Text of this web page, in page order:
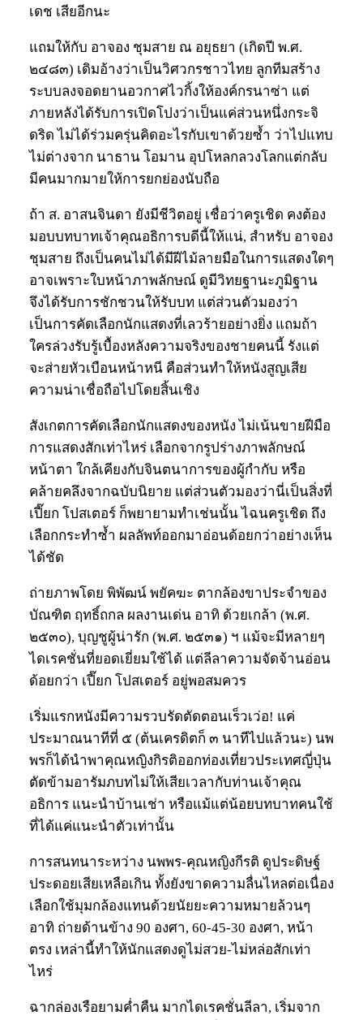
เดช เสียอีกนะ
แถมให้กับ อาจอง ชุมสาย ณ อยุธยา (เกิดปี พ.ศ.
๒๔๘๓) เดิมอ้างว่าเป็นวิศวกรชาวไทย ลูกทีมสร้าง
ระบบลงจอดยานอวกาศไวกิ้งให้องค์กรนาซ่า แต่
ภายหลังได้รับการเปิดโปงว่าเป็นแค่ส่วนหนึ่งกระจิ
ดริด ไม่ได้ร่วมครุ่นคิดอะไรกับเขาด้วยซ้ำ ว่าไปแทบ
ไม่ต่างจาก นาธาน โอมาน อุปโหลกลวงโลกแต่กลับ
มีคนมากมายให้การยกย่องนับถือ
ถ้า ส. อาสนจินดา ยังมีชีวิตอยู่ เชื่อว่าครูเชิด คงต้อง
มอบบทบาทเจ้าคุณอธิการบดีนี้ให้แน่, สำหรับ อาจอง
ชุมสาย ถึงเป็นคนไม่ได้มีฝีไม้ลายมือในการแสดงใดๆ
อาจเพราะใบหน้าภาพลักษณ์ ดูมีวิทยฐานะภูมิฐาน
จึงได้รับการชักชวนให้รับบท แต่ส่วนตัวมองว่า
เป็นการคัดเลือกนักแสดงที่เลวร้ายอย่างยิ่ง แถมถ้า
ใครล่วงรับรู้เบื้องหลังความจริงของชายคนนี้ รังแต่
จะส่ายหัวเบือนหน้าหนี คือส่วนทำให้หนังสูญเสีย
ความน่าเชื่อถือไปโดยสิ้นเชิง
สังเกตการคัดเลือกนักแสดงของหนัง ไม่เน้นขายฝีมือ
การแสดงสักเท่าไหร่ เลือกจากรูปร่างภาพลักษณ์
หน้าตา ใกล้เคียงกับจินตนาการของผู้กำกับ หรือ
คล้ายคลึงจากฉบับนิยาย แต่ส่วนตัวมองว่านี่เป็นสิ่งที่
เปี๊ยก โปสเตอร์ ก็พยายามทำเช่นนั้น ไฉนครูเชิด ถึง
เลือกกระทำซ้ำ ผลลัพท์ออกมาอ่อนด้อยกว่าอย่างเห็น
ได้ชัด
ถ่ายภาพโดย พิพัฒน์ พยัคฆะ ตากล้องขาประจำของ
บัณฑิต ฤทธิ์ถกล ผลงานเด่น อาทิ ด้วยเกล้า (พ.ศ.
๒๕๓๐), บุญชูผู้น่ารัก (พ.ศ. ๒๕๓๑) ฯ แม้จะมีหลายๆ
ไดเรคชั่นที่ยอดเยี่ยมใช้ได้ แต่ลีลาความจัดจ้านอ่อน
ด้อยกว่า เปี๊ยก โปสเตอร์ อยู่พอสมควร
เริ่มแรกหนังมีความรวบรัดตัดตอนเร็วเว่อ! แค่
ประมาณนาทีที่ ๕ (ต้นเครดิตก็ ๓ นาทีไปแล้วนะ) นพ
พรก็ได้นำพาคุณหญิงกิรติออกท่องเที่ยวประเทศญี่ปุ่น
ตัดข้ามอารัมภบทไม่ให้เสียเวลากับท่านเจ้าคุณ
อธิการ แนะนำบ้านเช่า หรือแม้แต่น้อยบทบาทคนใช้
ที่ได้แค่แนะนำตัวเท่านั้น
การสนทนาระหว่าง นพพร-คุณหญิงกีรติ ดูประดิษฐ์
ประดอยเสียเหลือเกิน ทั้งยังขาดความลื่นไหลต่อเนื่อง
เลือกใช้มุมกล้องแทนด้วยนัยยะความหมายล้วนๆ
อาทิ ถ่ายด้านข้าง 90 องศา, 60-45-30 องศา, หน้า
ตรง เหล่านี้ทำให้นักแสดงดูไม่สวย-ไม่หล่อสักเท่า
ไหร่
ฉากล่องเรือยามค่ำคืน มากไดเรคชั่นลีลา, เริ่มจาก